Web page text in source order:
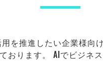
用を推進したい企業様向
おります。 AIでビジネ